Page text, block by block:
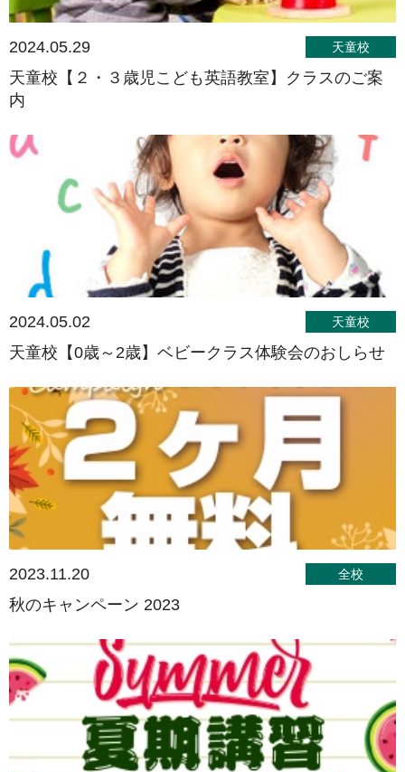
2024.05.29 天童校
天童校【２・３歳児こども英語教室】クラスのご案
内
2024.05.02 天童校
天童校【0歳～2歳】ベビークラス体験会のおしらせ
2023.11.20 全校
秋のキャンペーン 2023